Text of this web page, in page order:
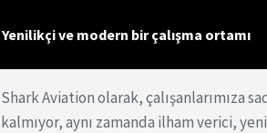
Yenilikçi ve modern bir çalışma ortamı
Shark Aviation olarak, çalışanlarımıza
kalmıyor, aynı zamanda ilham verici,